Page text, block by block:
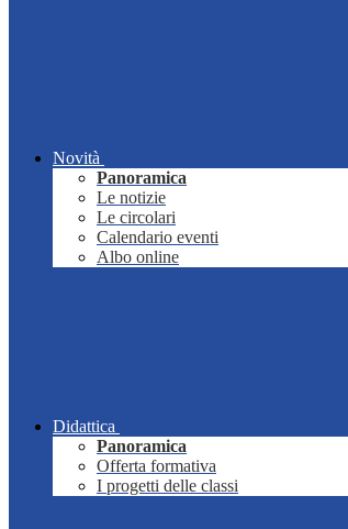
Novità
Panoramica
Le notizie
Le circolari
Calendario eventi
Albo online
Didattica
Panoramica
Offerta formativa
I progetti delle classi